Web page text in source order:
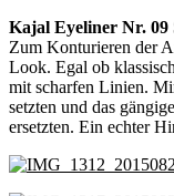
Kajal Eyeliner Nr. 09
Zum Konturieren der
Look. Egal ob
mit scharfen Linien.
setzten und das
ersetzten. Ein echter